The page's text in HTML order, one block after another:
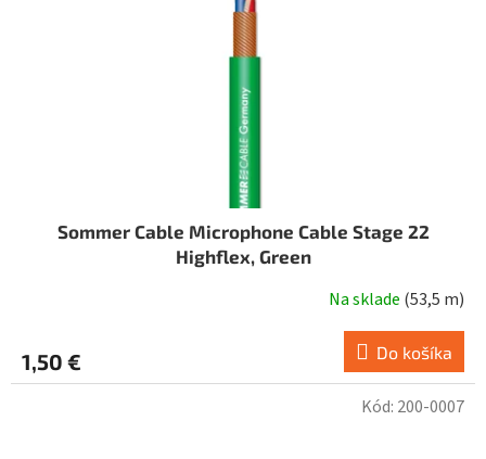
Sommer Cable Microphone Cable Stage 22
Highflex, Green
Na sklade (53,5 m)
1,50 € Do košíka
Kód: 200-0007